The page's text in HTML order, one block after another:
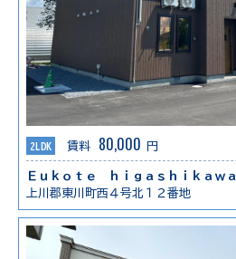
2LDK 賃料 80,000 円
Ｅｕｋｏｔｅ ｈｉｇａｓｈｉｋａｗａ
上川郡東川町西４号北１２番地